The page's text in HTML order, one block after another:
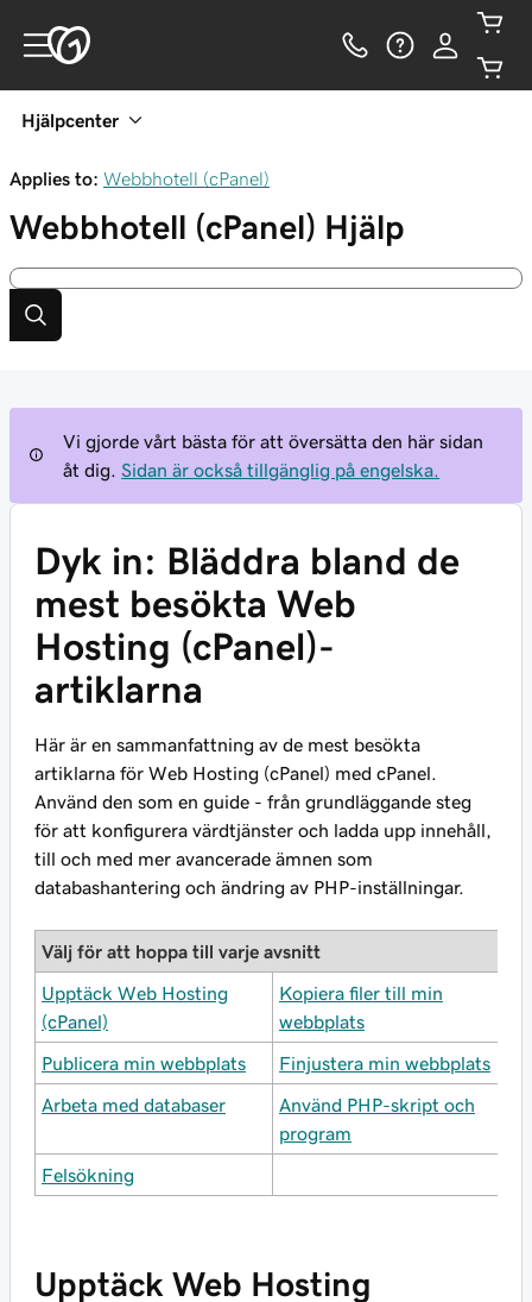
Hjälpcenter
Applies to: Webbhotell (cPanel)
Webbhotell (cPanel) Hjälp
Vi gjorde vårt bästa för att översätta den här sidan
åt dig.
Sidan är också tillgänglig på engelska.
Dyk in: Bläddra bland de
mest besökta Web
Hosting (cPanel)-
artiklarna
Här är en sammanfattning av de mest besökta
artiklarna för Web Hosting (cPanel) med cPanel.
Använd den som en guide - från grundläggande steg
för att konfigurera värdtjänster och ladda upp innehåll,
till och med mer avancerade ämnen som
databashantering och ändring av PHP-inställningar.
Välj för att hoppa till varje avsnitt
Upptäck Web Hosting
(cPanel)
Kopiera filer till min
webbplats
Publicera min webbplats Finjustera min webbplats
Arbeta med databaser
Använd PHP-skript och
program
Felsökning
Upptäck Web Hosting